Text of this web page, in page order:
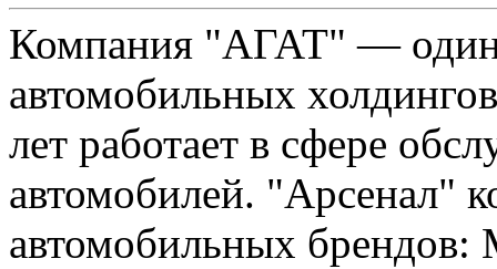
Компания "АГАТ" —
автомобильных
лет работает в сфере
автомобилей. "Арсенал"
автомобильных